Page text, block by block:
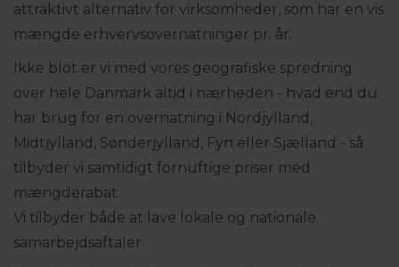
attraktivt alternativ for virksomheder, som har en vis
mængde erhvervsovernatninger pr. år.
Ikke blot er vi med vores geografiske spredning
over hele Danmark altid i nærheden - hvad end du
har brug for en overnatning i Nordjylland,
Midtjylland, Sønderjylland, Fyn eller Sjælland - så
tilbyder vi samtidigt fornuftige priser med
mængderabat.
Vi tilbyder både at lave lokale og nationale
samarbejdsaftaler.